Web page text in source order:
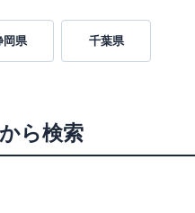
岡県 千葉県
ら検索